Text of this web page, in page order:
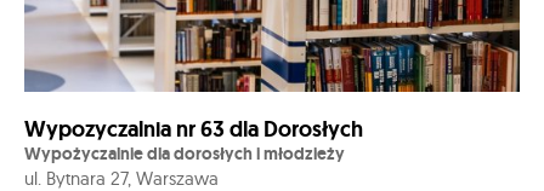
Wypozyczalnia nr 63 dla Dorosłych
Wypożyczalnie dla dorosłych i młodzieży
ul. Bytnara 27, Warszawa